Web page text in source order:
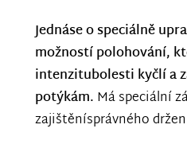
Jednáse o speciálně
možností polohování,
intenzitubolesti kyčlí a
potýkám. Má speciální
zajištěnísprávného